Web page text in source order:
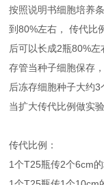
按照说明书细胞培养
到80%左右， 传代比
后可以长成2瓶80%
存管当种子细胞保存
后冻存细胞种子大约
当扩大传代比例做实验
传代比例：
1个T25瓶传2个6cm